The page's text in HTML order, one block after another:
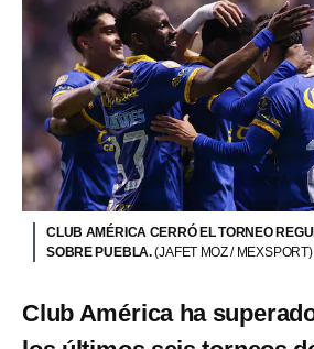
CLUB AMÉRICA CERRÓ EL TORNEO
SOBRE PUEBLA.(JAFET MOZ / MEXSPORT)
Club América ha